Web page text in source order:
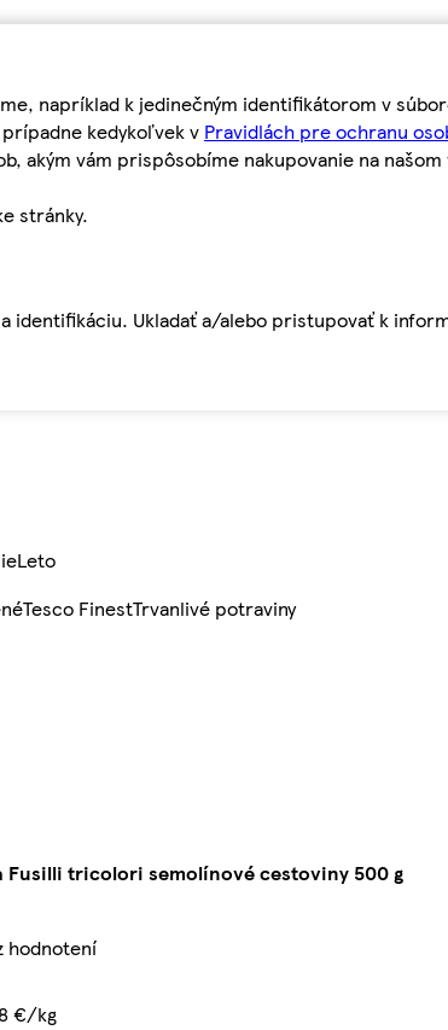
napríklad k jedinečným identifikátorom v
kedykoľvek v Pravidlách pre ochranu
akým vám prispôsobíme nakupovanie na našom
stránky.
Ukladať a/alebo pristupovať k
Leto
Tesco FinestTrvanlivé potraviny
Fusilli tricolori semolínové cestoviny 500 g
hodnotení
€/kg